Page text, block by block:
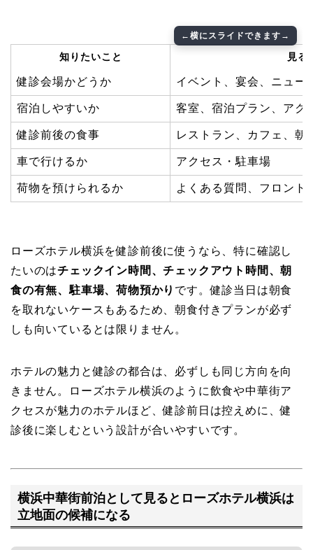
知りたいこと 見る
健診会場かどうか イベント、宴会、ニュー
宿泊しやすいか 客室、宿泊プラン、アク
健診前後の食事 レストラン、カフェ、朝
車で行けるか アクセス・駐車場
荷物を預けられるか よくある質問、フロント
ローズホテル横浜を健診前後に使うなら、特に確認し
たいのはチェックイン時間、チェックアウト時間、朝
食の有無、駐車場、荷物預かり です。健診当日は朝食
を取れないケースもあるため、朝食付きプランが必ず
しも向いているとは限りません。
ホテルの魅力と健診の都合は、必ずしも同じ方向を向
きません。ローズホテル横浜のように飲食や中華街ア
クセスが魅力のホテルほど、健診前日は控えめに、健
診後に楽しむという設計が合いやすいです。
横浜中華街前泊として見るとローズホテル横浜は
立地面の候補になる